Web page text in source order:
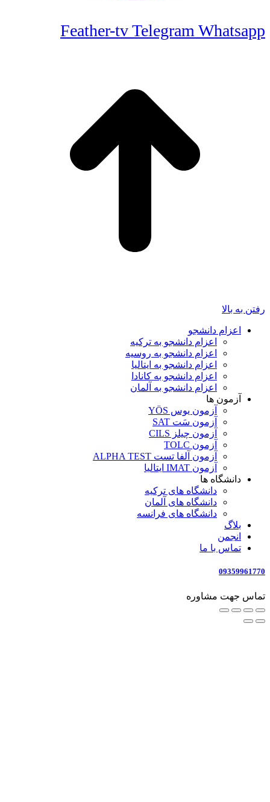
Feather-tvTelegram Whatsapp
رفتن به بالا
اعزام دانشجو
اعزام دانشجو به ترکیه
اعزام دانشجو به روسیه
اعزام دانشجو به ایتالیا
اعزام دانشجو به کانادا
اعزام دانشجو به آلمان
آزمون ها
آزمون یوس YÖS
آزمون سَت SAT
آزمون چیلز CILS‌
آزمون TOLC
آزمون آلفا تست ALPHA TEST
آزمون IMAT ایتالیا
دانشگاه ها
دانشگاه های ترکیه
دانشگاه های آلمان
دانشگاه های فرانسه
بلاگ
انجمن
تماس با ما
09359961770
تماس جهت مشاوره